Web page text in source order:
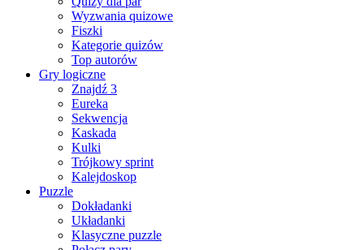
Wyzwania quizowe
Fiszki
Kategorie quizów
Top autorów
Gry logiczne
Znajdź 3
Eureka
Sekwencja
Kaskada
Kulki
Trójkowy sprint
Kalejdoskop
Puzzle
Dokładanki
Układanki
Klasyczne puzzle